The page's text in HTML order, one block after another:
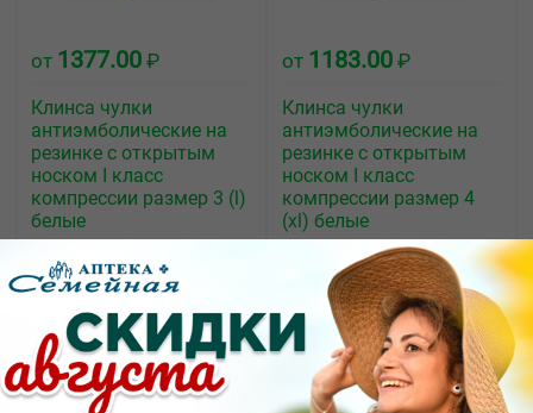
от 1377.00 ₽
Клинса чулки
антиэмболические на
резинке с открытым
носком I класс
компрессии размер 3 (l)
белые
от 1183.00 ₽
Клинса чулки
антиэмболические на
резинке с открытым
носком I класс
компрессии размер 4
(хl) белые
Показать еще
Узнай первым!